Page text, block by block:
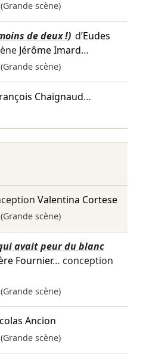
(Grande scène)
de deux !) d’Eudes
Jérôme Imard…
(Grande scène)
Chaignaud…
Valentina Cortese
(Grande scène)
avait peur du blanc
Fournier… conception
(Grande scène)
Ancion
(Grande scène)